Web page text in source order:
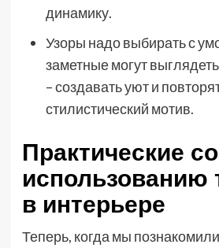
динамику.
Узоры надо выбирать с
заметные могут
– создавать уют и
стилистический мотив.
Практические
использованию
в интерьере
Теперь, когда мы